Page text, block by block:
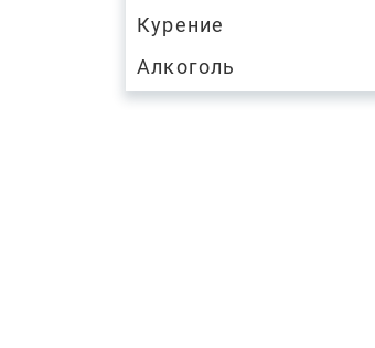
Курение
Алкоголь